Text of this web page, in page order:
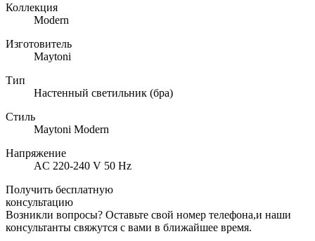
Коллекция
Modern
Изготовитель
Maytoni
Тип
Настенный светильник (бра)
Стиль
Maytoni Modern
Напряжение
AC 220-240 V 50 Hz
Получить бесплатную
консультацию
Возникли вопросы? Оставьте свой номер телефона,и наши
консультанты свяжутся с вами в ближайшее время.